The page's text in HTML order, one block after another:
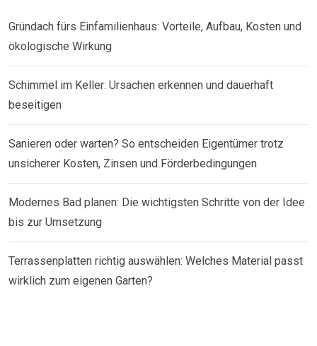
Gründach fürs Einfamilienhaus: Vorteile, Aufbau, Kosten und
ökologische Wirkung
Schimmel im Keller: Ursachen erkennen und dauerhaft
beseitigen
Sanieren oder warten? So entscheiden Eigentümer trotz
unsicherer Kosten, Zinsen und Förderbedingungen
Modernes Bad planen: Die wichtigsten Schritte von der Idee
bis zur Umsetzung
Terrassenplatten richtig auswählen: Welches Material passt
wirklich zum eigenen Garten?